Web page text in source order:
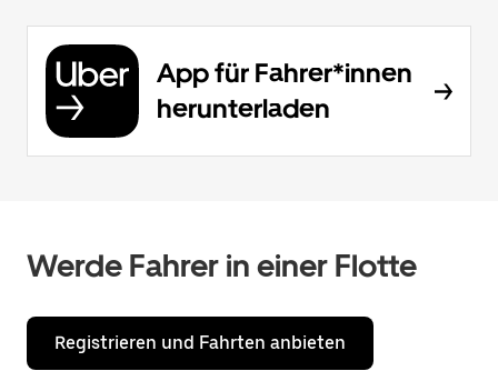
App für Fahrer*innen
herunterladen
Werde Fahrer in einer Flotte
Registrieren und Fahrten anbieten